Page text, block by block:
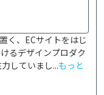
く、ECサイトをはじ
るデザインプロダク
していまし...もっと